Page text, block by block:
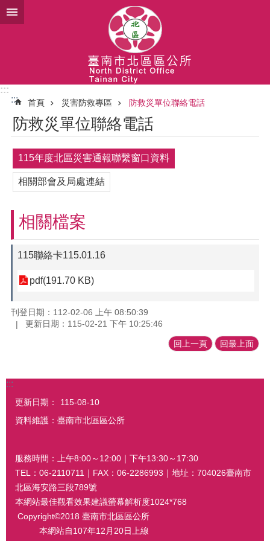
跳到主要內容區塊
:::
:::
首頁 災害防救專區 防救災單位聯絡電話
防救災單位聯絡電話
115年度北區災害通報聯繫窗口資料
相關部會及局處連結
相關檔案
115聯絡卡115.01.16
pdf(191.70 KB)
刊登日期：112-02-06 上午 08:50:39
更新日期：115-02-21 下午 10:25:46
回上一頁 回最上面
:::
更新日期：
115-08-10
資料維護：臺南市北區區公所
服務時間：上午8:00～12:00｜下午13:30～17:30
TEL：06-2110711｜FAX：06-2286993｜地址：704026臺南市
北區海安路三段789號
本網站最佳觀看效果建議螢幕解析度1024*768
Copyright©2018 臺南市北區區公所
本網站自107年12月20日上線